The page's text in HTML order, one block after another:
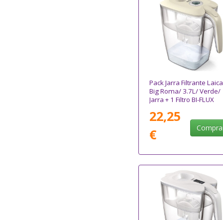
Pack Jarra Filtrante Laica
Big Roma/ 3.7L/ Verde/
Jarra + 1 Filtro BI-FLUX
22,25
€